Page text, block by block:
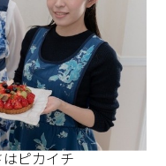
ピカイチ